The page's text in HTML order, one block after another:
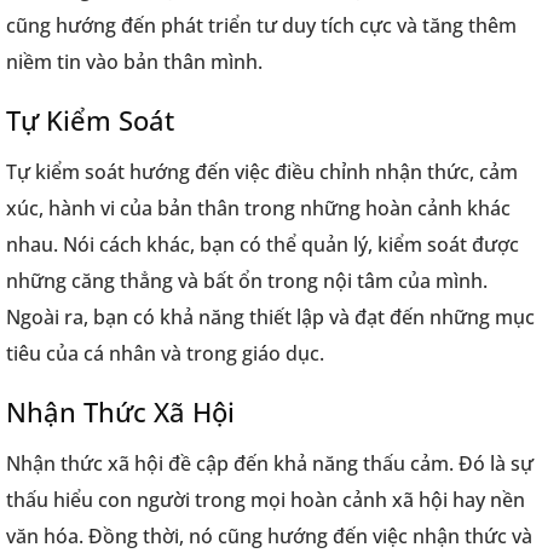
cũng hướng đến phát triển tư duy tích cực và tăng thêm
niềm tin vào bản thân mình.
Tự Kiểm Soát
Tự kiểm soát hướng đến việc điều chỉnh nhận thức, cảm
xúc, hành vi của bản thân trong những hoàn cảnh khác
nhau. Nói cách khác, bạn có thể quản lý, kiểm soát được
những căng thẳng và bất ổn trong nội tâm của mình.
Ngoài ra, bạn có khả năng thiết lập và đạt đến những mục
tiêu của cá nhân và trong giáo dục.
Nhận Thức Xã Hội
Nhận thức xã hội đề cập đến khả năng thấu cảm. Đó là sự
thấu hiểu con người trong mọi hoàn cảnh xã hội hay nền
văn hóa. Đồng thời, nó cũng hướng đến việc nhận thức và